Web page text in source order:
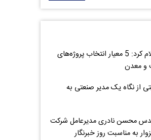
سمیعی‌ نژاد اعلام کرد: 5 معیار انتخاب پروژه‌های
و معدن
از نگاه یک مدیر صنعتی به
محسن نادری مدیرعامل شرکت
به مناسبت روز خبرنگار